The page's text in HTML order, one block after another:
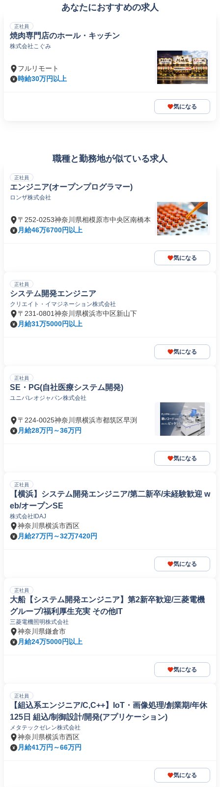
あなたにおすすめの求人
正社員
焼肉専門店のホール・キッチン
株式会社こぐみ
フルリモート
時給30万円以上
気になる
職種と勤務地が似ている求人
正社員
エンジニア(オープンプログラマー)
ロンザ株式会社
〒252-0253神奈川県相模原市中央区南橋本
月給46万6700円以上
気になる
正社員
システム開発エンジニア
クリエイト・イマジネーション株式会社
〒231-0801神奈川県横浜市中区新山下
月給31万5000円以上
気になる
正社員
SE・PG(自社医療システム開発)
ユニバレオジャパン株式会社
〒224-0025神奈川県横浜市都筑区早渕
月給28万円～36万円
気になる
正社員
【横浜】システム開発エンジニア/第二新卒/未経験歓迎 w
eb/オープンSE
株式会社IDAJ
神奈川県横浜市西区
月給27万円～32万7420円
気になる
正社員
大船【システム開発エンジニア】第2新卒歓迎/三菱電機
グループ/福利厚生充実 その他IT
三菱電機照明株式会社
神奈川県鎌倉市
月給24万5000円以上
気になる
正社員
【組込系エンジニア/C,C++】IoT・画像処理/創業期/年休
125日 組込/制御設計/開発(アプリケーション)
メタテックゼレン株式会社
神奈川県横浜市西区
月給41万円～66万円
気になる